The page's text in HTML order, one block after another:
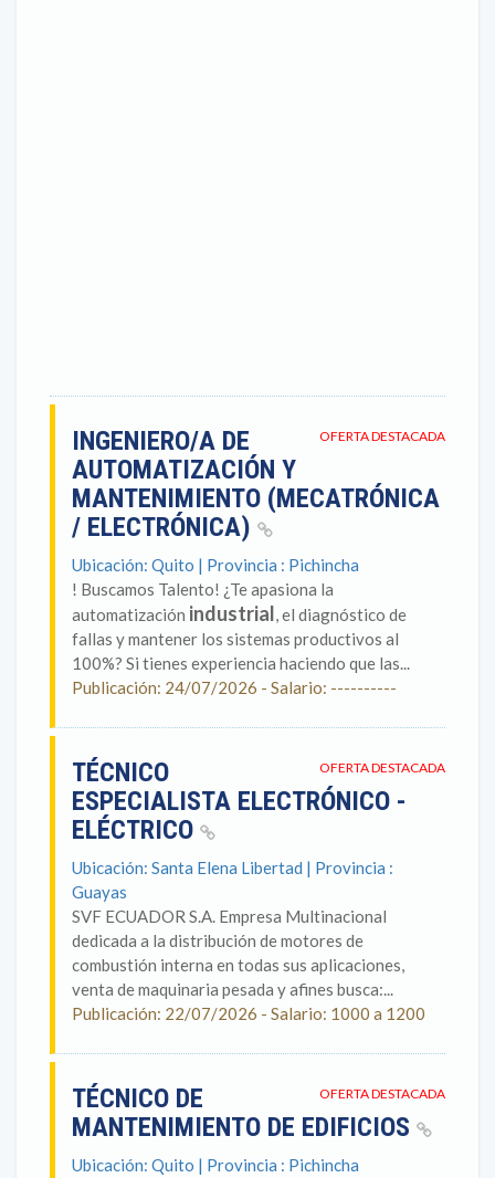
OFERTA DESTACADA
INGENIERO/A DE
AUTOMATIZACIÓN Y
MANTENIMIENTO (MECATRÓNICA
/ ELECTRÓNICA)
Ubicación: Quito | Provincia : Pichincha
! Buscamos Talento! ¿Te apasiona la
automatización industrial, el diagnóstico de
fallas y mantener los sistemas productivos al
100%? Si tienes experiencia haciendo que las...
Publicación: 24/07/2026 - Salario: ----------
OFERTA DESTACADA
TÉCNICO
ESPECIALISTA ELECTRÓNICO -
ELÉCTRICO
Ubicación: Santa Elena Libertad | Provincia :
Guayas
SVF ECUADOR S.A. Empresa Multinacional
dedicada a la distribución de motores de
combustión interna en todas sus aplicaciones,
venta de maquinaria pesada y afines busca:...
Publicación: 22/07/2026 - Salario: 1000 a 1200
OFERTA DESTACADA
TÉCNICO DE
MANTENIMIENTO DE EDIFICIOS
Ubicación: Quito | Provincia : Pichincha